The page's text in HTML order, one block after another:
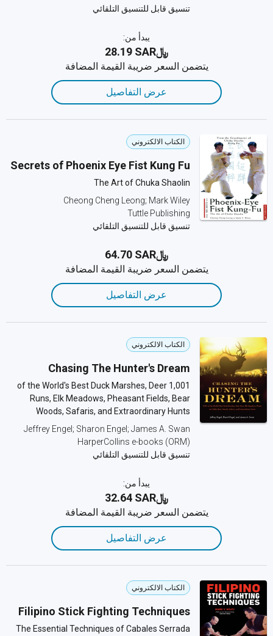
تنسيق قابل للتنسيق التلقائي
يبدأ من:
﷼‎28.19 SAR
يتضمن السعر ضريبة القيمة المضافة
عرض التفاصيل
الكتاب الالكتروني
Secrets of Phoenix Eye Fist Kung Fu
The Art of Chuka Shaolin
Cheong Cheng Leong; Mark Wiley
Tuttle Publishing
تنسيق قابل للتنسيق التلقائي
﷼‎64.70 SAR
يتضمن السعر ضريبة القيمة المضافة
عرض التفاصيل
الكتاب الالكتروني
Chasing The Hunter's Dream
1,001 of the World's Best Duck Marshes, Deer
Runs, Elk Meadows, Pheasant Fields, Bear
Woods, Safaris, and Extraordinary Hunts
Jeffrey Engel; Sharon Engel; James A. Swan
HarperCollins e-books (ORM)
تنسيق قابل للتنسيق التلقائي
يبدأ من:
﷼‎32.64 SAR
يتضمن السعر ضريبة القيمة المضافة
عرض التفاصيل
الكتاب الالكتروني
Filipino Stick Fighting Techniques
The Essential Techniques of Cabales Serrada